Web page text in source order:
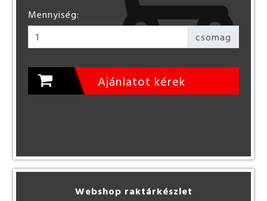
Mennyiség:
csomag
Ajánlatot kérek
Webshop raktárkészlet